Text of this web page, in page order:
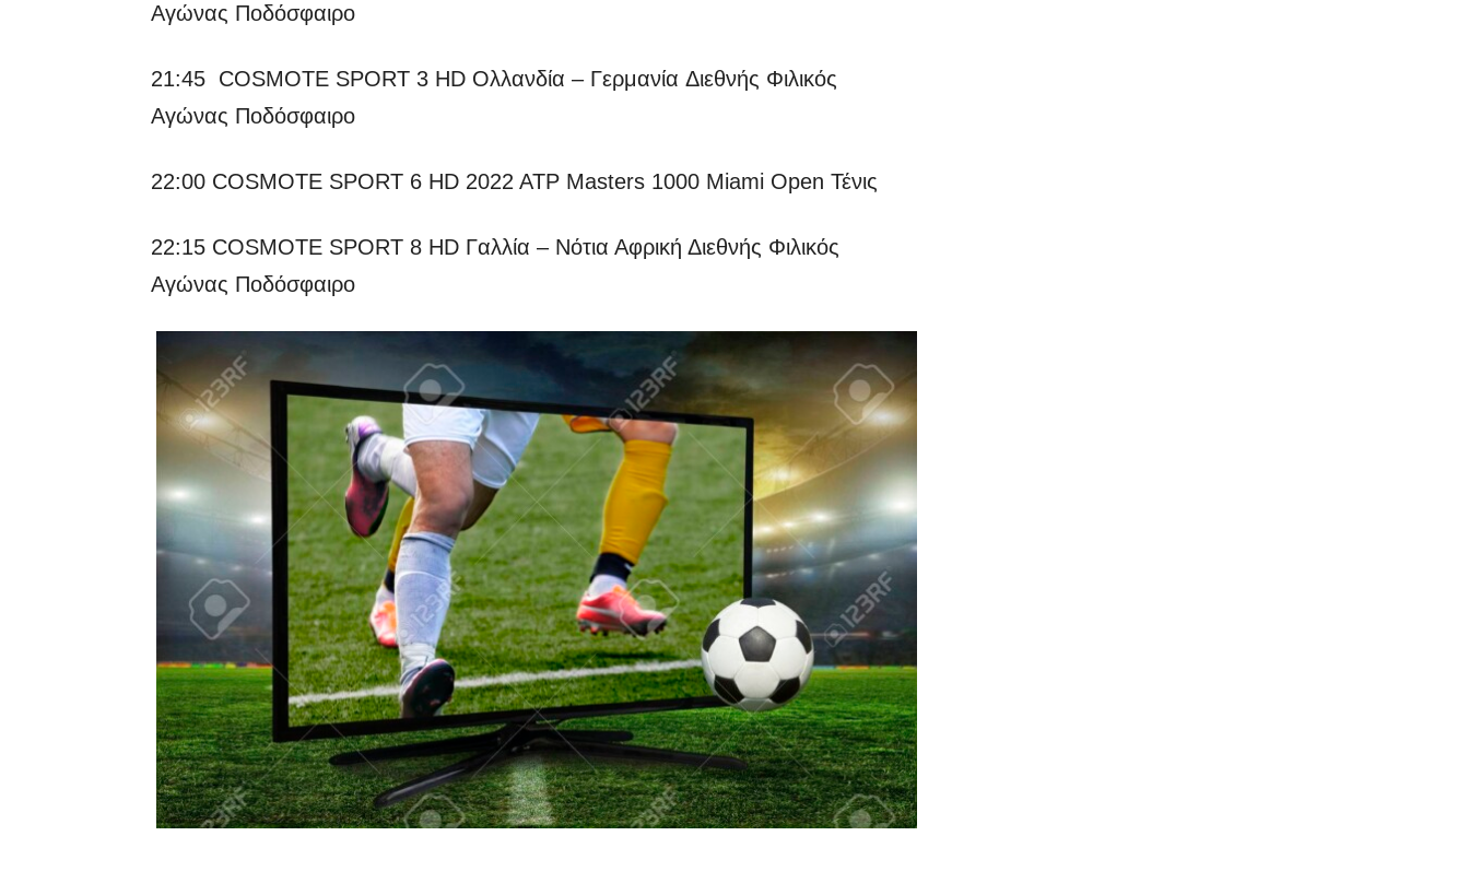
Αγώνας Ποδόσφαιρο
21:45 COSMOTE SPORT 3 HD Ολλανδία – Γερμανία Διεθνής Φιλικός
Αγώνας Ποδόσφαιρο
22:00 COSMOTE SPORT 6 HD 2022 ATP Masters 1000 Miami Open Τένις
22:15 COSMOTE SPORT 8 HD Γαλλία – Νότια Αφρική Διεθνής Φιλικός
Αγώνας Ποδόσφαιρο